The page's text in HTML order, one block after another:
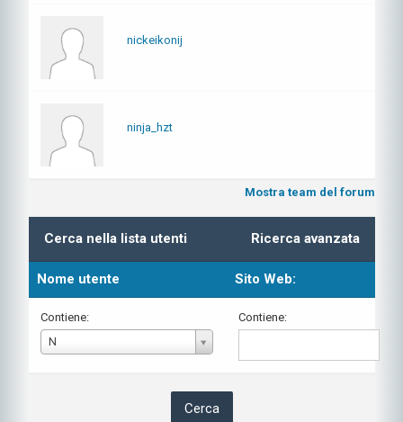
nickeikonij
ninja_hzt
Mostra team del forum
Ricerca avanzata
Cerca nella lista utenti
Nome utente Sito Web:
Contiene:
N
Nome
utente
Contiene: